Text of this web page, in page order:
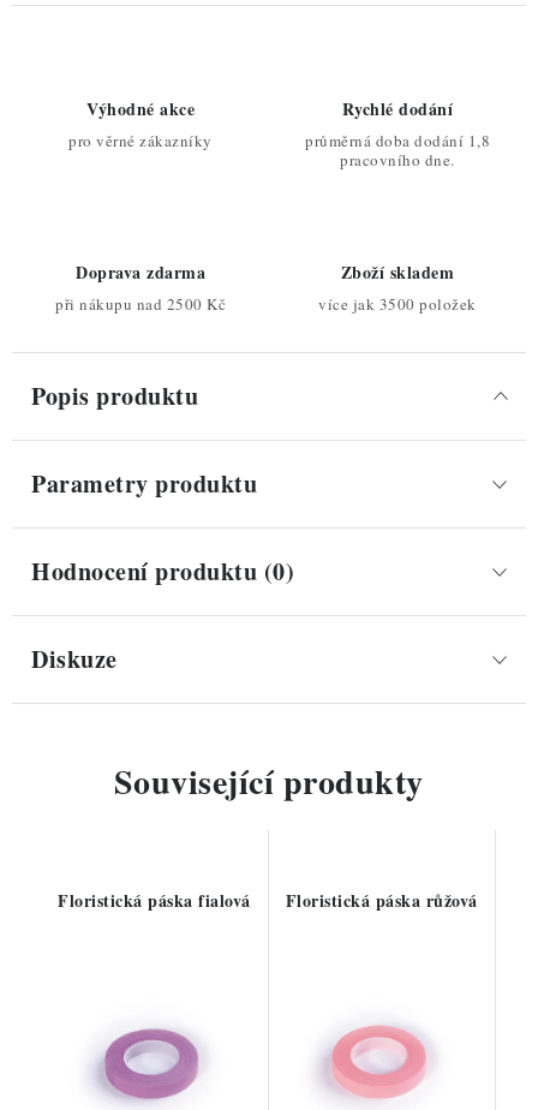
Výhodné akce
pro věrné zákazníky
Rychlé dodání
průměrná doba dodání 1,8
pracovního dne.
Doprava zdarma
při nákupu nad 2500 Kč
Zboží skladem
více jak 3500 položek
Popis produktu
Parametry produktu
Hodnocení produktu (0)
Diskuze
Související produkty
Floristická páska fialová Floristická páska růžová